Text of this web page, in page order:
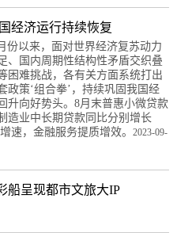
经济运行持续恢复
份以来，面对世界经济复苏动力
、国内周期性结构性矛盾交织叠
困难挑战，各有关方面系统打出
政策‘组合拳’，持续巩固我国经
升向好势头。8月末普惠小微贷款
造业中长期贷款同比分别增长
速，金融服务提质增效。 2023-09-
船呈现都市文旅大IP